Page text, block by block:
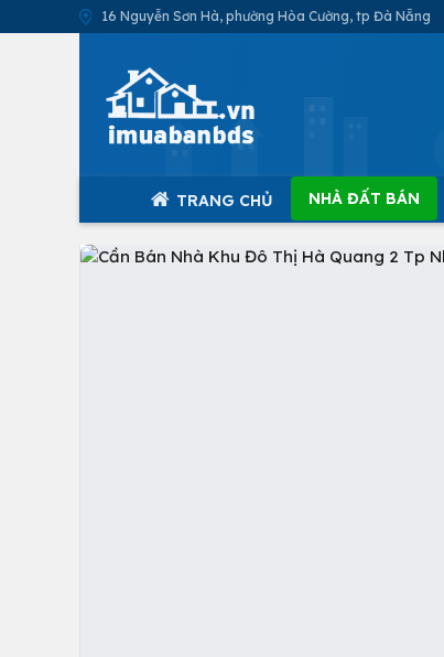
16 Nguyễn Sơn Hà, phường Hòa Cường, tp Đà Nẵng
TRANG CHỦ NHÀ ĐẤT BÁN